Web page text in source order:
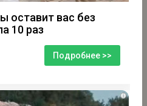
оставит вас без
10 раз
Подробнее >>
i